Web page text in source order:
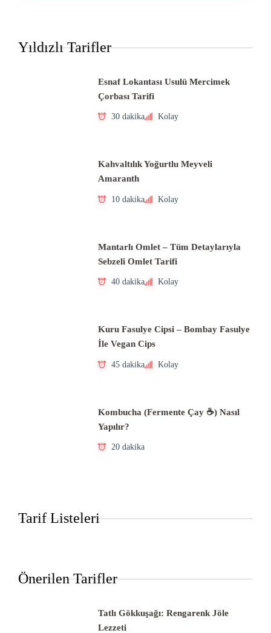
Yıldızlı Tarifler
Esnaf Lokantası Usulü Mercimek
Çorbası Tarifi
30 dakika Kolay
Kahvaltılık Yoğurtlu Meyveli
Amaranth
10 dakika Kolay
Mantarlı Omlet – Tüm Detaylarıyla
Sebzeli Omlet Tarifi
40 dakika Kolay
Kuru Fasulye Cipsi – Bombay Fasulye
İle Vegan Cips
45 dakika Kolay
Kombucha (Fermente Çay ☕) Nasıl
Yapılır?
20 dakika
Tarif Listeleri
Önerilen Tarifler
Tatlı Gökkuşağı: Rengarenk Jöle
Lezzeti